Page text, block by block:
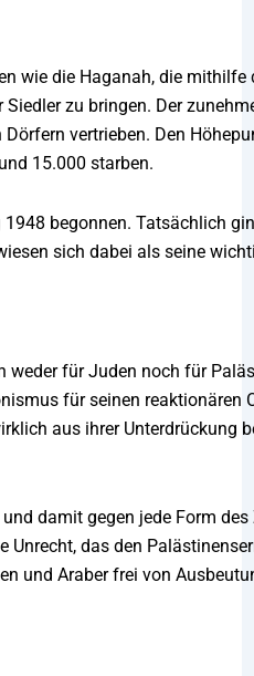
wie die Haganah, die
zu bringen. Der
vertrieben. Den
15.000 starben.
begonnen. Tatsächlich
sich dabei als seine
für Juden noch für
für seinen reaktionären
aus ihrer Unterdrückung
damit gegen jede Form
das den
und Araber frei von